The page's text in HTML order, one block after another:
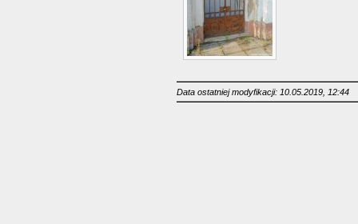
Data ostatniej modyfikacji: 10.05.2019, 12:44